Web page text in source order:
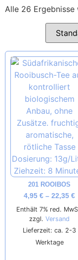
Alle 26
201 ROOIBOS
4,95 € – 22,35 €
Enthält 7% red.
zzgl. Versand
Lieferzeit: ca. 2-3
Werktage